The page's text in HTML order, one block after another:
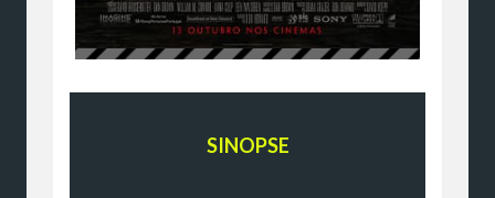
SINOPSE